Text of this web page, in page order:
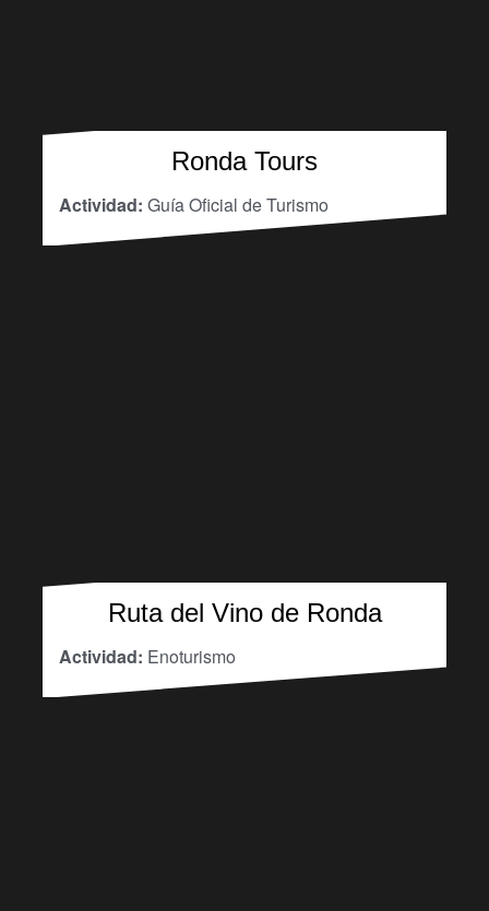
Ronda Tours
Actividad: Guía Oficial de Turismo
Ruta del Vino de Ronda
Actividad: Enoturismo